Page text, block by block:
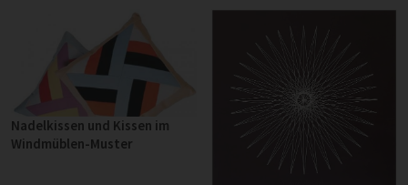
Nadelkissen und Kissen im
Windmüblen-Muster